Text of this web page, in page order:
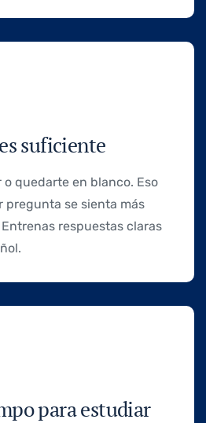
suficiente
o quedarte en blanco. Eso
pregunta se sienta más
respuestas claras
para estudiar